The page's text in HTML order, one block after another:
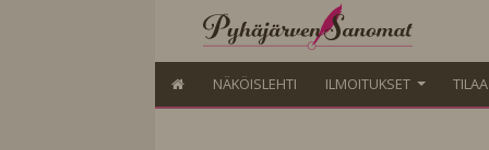
NÄKÖISLEHTI ILMOITUKSET